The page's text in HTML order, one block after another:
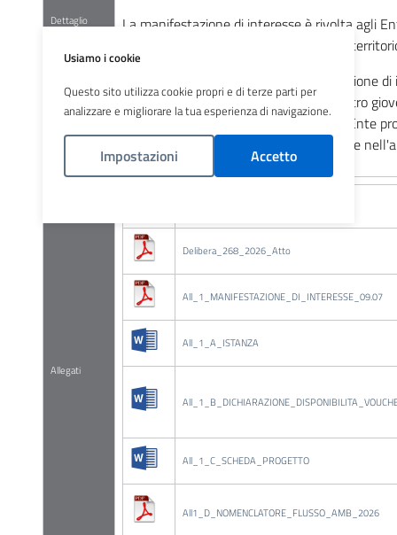
Dettaglio
La manifestazione di interesse è rivolta agli
residenziali accreditate a contratto del
L’istanza di candidatura alla manifestazione
presentatavia PECtassativamente entro
23.59
dal Legale Rappresentante dell’Ente
delegato, secondo le indicazioni riportate
Allegati
Delibera_268_2026_Atto
All_1_MANIFESTAZIONE_DI_INTERESSE_09.07
All_1_A_ISTANZA
All_1_C_SCHEDA_PROGETTO
All1_D_NOMENCLATORE_FLUSSO_AMB_2026
Usiamo i cookie
Questo sito utilizza cookie propri e di terze parti per
analizzare e migliorare la tua esperienza di navigazione.
Impostazioni Accetto